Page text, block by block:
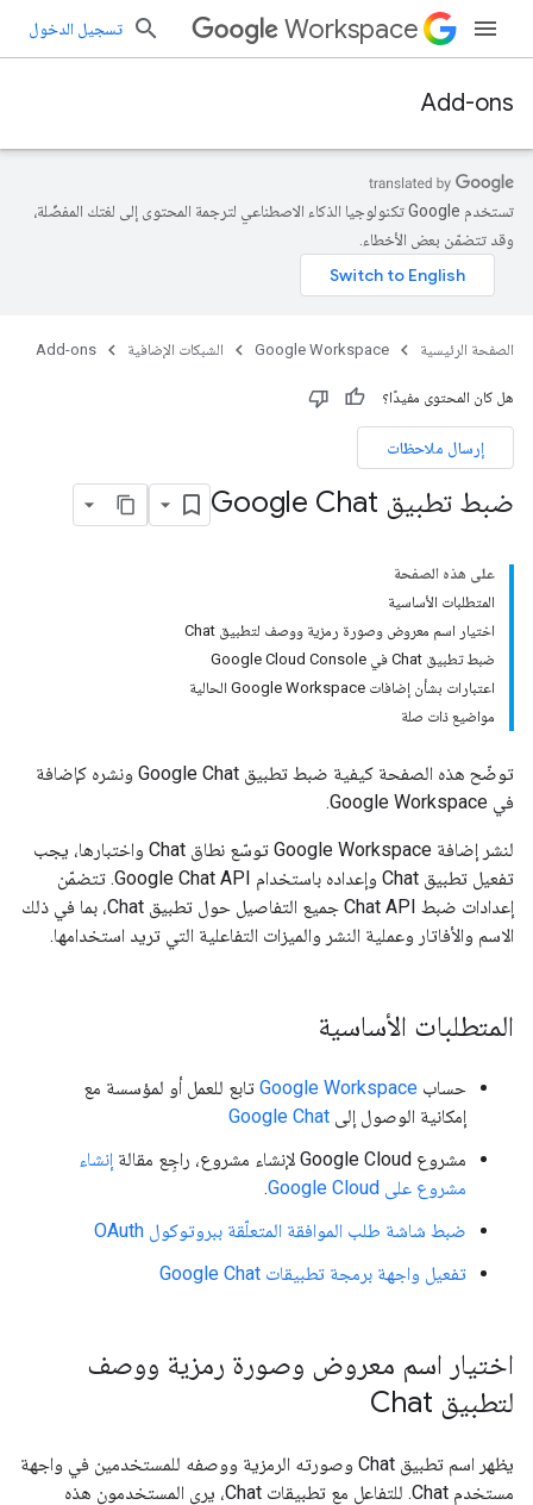
Workspace تسجيل الدخول
Add-ons
تستخدم Google تكنولوجيا الذكاء الاصطناعي لترجمة المحتوى إلى لغتك المفضّلة،
وقد تتضمّن بعض الأخطاء.
الصفحة الرئيسية Google Workspace الشبكات الإضافية Add-ons
هل كان المحتوى مفيدًا؟
إرسال ملاحظات
ضبط تطبيق Google Chat
على هذه الصفحة
المتطلبات الأساسية
اختيار اسم معروض وصورة رمزية ووصف لتطبيق Chat
ضبط تطبيق Chat في Google Cloud Console
اعتبارات بشأن إضافات Google Workspace الحالية
مواضيع ذات صلة
توضّح هذه الصفحة كيفية ضبط تطبيق Google Chat ونشره كإضافة
في Google Workspace.
لنشر إضافة Google Workspace توسّع نطاق Chat واختبارها، يجب
تفعيل تطبيق Chat وإعداده باستخدام Google Chat API. تتضمّن
إعدادات ضبط Chat API جميع التفاصيل حول تطبيق Chat، بما في ذلك
الاسم والأفاتار وعملية النشر والميزات التفاعلية التي تريد استخدامها.
المتطلبات الأساسية
حساب Google Workspace تابع للعمل أو لمؤسسة مع
إمكانية الوصول إلى Google Chat
مشروع Google Cloud لإنشاء مشروع، راجِع مقالة
إنشاء
مشروع على Google Cloud
.
ضبط شاشة طلب الموافقة المتعلّقة ببروتوكول OAuth
تفعيل واجهة برمجة تطبيقات Google Chat
اختيار اسم معروض وصورة رمزية ووصف
لتطبيق Chat
يظهر اسم تطبيق Chat وصورته الرمزية ووصفه للمستخدمين في واجهة
مستخدم Chat. للتفاعل مع تطبيقات Chat، يرى المستخدمون هذه